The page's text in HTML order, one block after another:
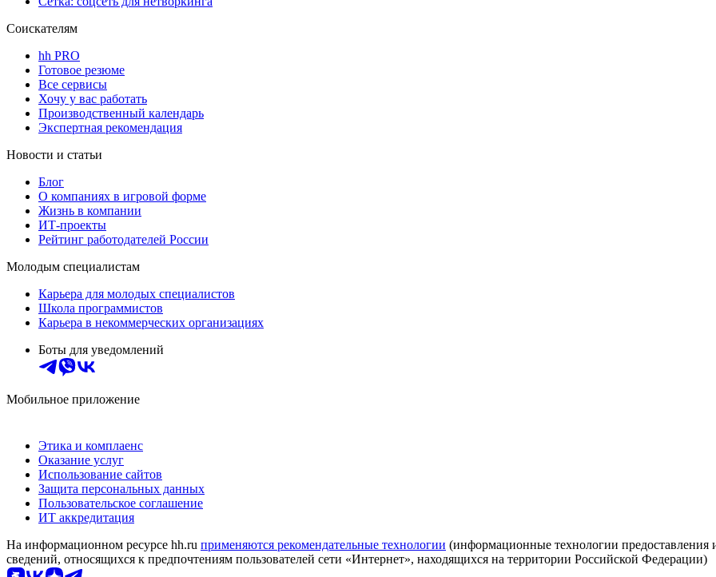
Соискателям
hh PRO
Готовое резюме
Все сервисы
Хочу у вас работать
Производственный календарь
Экспертная рекомендация
Новости и статьи
Блог
О компаниях в игровой форме
Жизнь в компании
ИТ-проекты
Рейтинг работодателей России
Молодым специалистам
Карьера для молодых специалистов
Школа программистов
Карьера в некоммерческих организациях
Боты для уведомлений
Мобильное приложение
Этика и комплаенс
Оказание услуг
Использование сайтов
Защита персональных данных
Пользовательское соглашение
ИТ аккредитация
На информационном ресурсе hh.ru применяются рекомендательные технологии (информационные технологии предоставления
сведений, относящихся к предпочтениям пользователей сети «Интернет», находящихся на территории Российской Федерации)